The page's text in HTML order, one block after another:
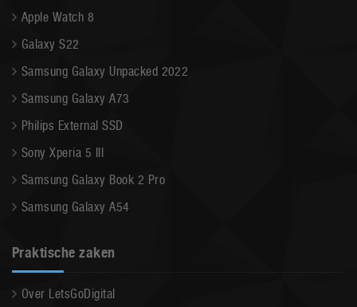
Apple Watch 8
Galaxy S22
Samsung Galaxy Unpacked 2022
Samsung Galaxy A73
Philips External SSD
Sony Xperia 5 III
Samsung Galaxy Book 2 Pro
Samsung Galaxy A54
Praktische zaken
Over LetsGoDigital